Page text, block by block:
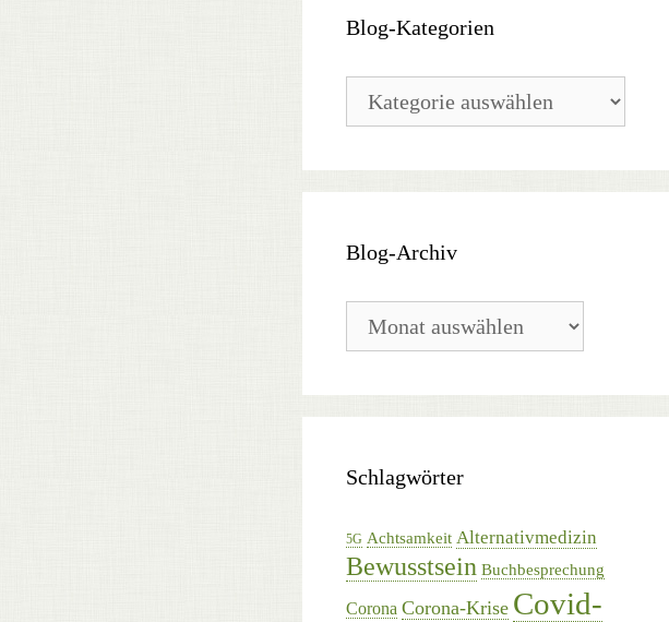
Blog-Kategorien
Kategorien
Blog-Archiv
Archiv
Schlagwörter
5G Achtsamkeit Alternativmedizin
Bewusstsein Buchbesprechung
Corona Corona-Krise Covid-